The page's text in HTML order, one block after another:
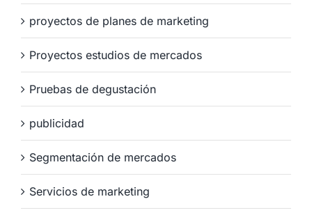
proyectos de planes de marketing
Proyectos estudios de mercados
Pruebas de degustación
publicidad
Segmentación de mercados
Servicios de marketing